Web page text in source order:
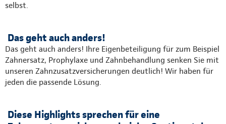
selbst.​
Das geht auch anders!
Das geht auch anders! Ihre Eigenbeteiligung für zum Beispiel
Zahnersatz, Prophylaxe und Zahnbehandlung senken Sie mit
unseren Zahnzusatzversicherungen deutlich! Wir haben für
jeden die passende Lösung.
Diese Highlights sprechen für eine